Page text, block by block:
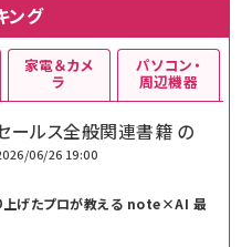
ング
ールス全般関連書籍 の
06/26 19:00
上げたプロが教える note×AI 最
家電＆カメ
ラ
パソコン・
周辺機器